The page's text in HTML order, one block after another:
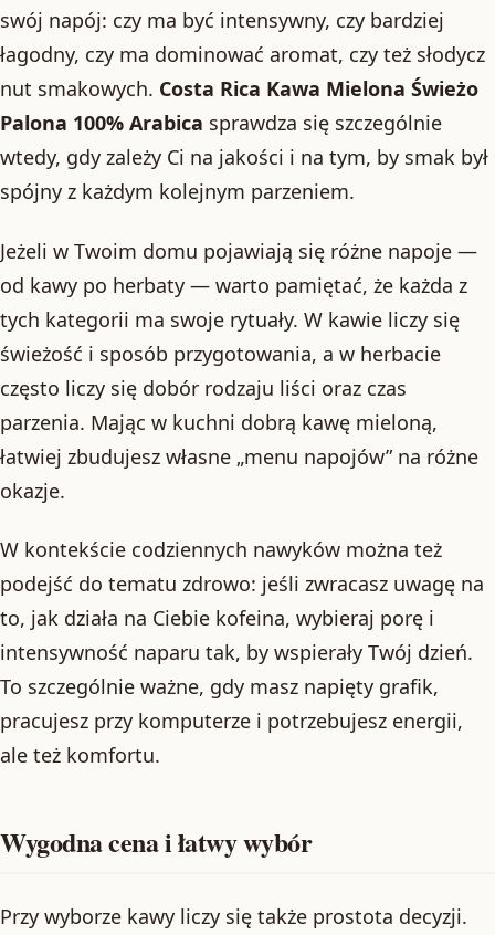
swój napój: czy ma być intensywny, czy bardziej
łagodny, czy ma dominować aromat, czy też słodycz
nut smakowych. Costa Rica Kawa Mielona Świeżo
Palona 100% Arabica sprawdza się szczególnie
wtedy, gdy zależy Ci na jakości i na tym, by smak był
spójny z każdym kolejnym parzeniem.
Jeżeli w Twoim domu pojawiają się różne napoje —
od kawy po herbaty — warto pamiętać, że każda z
tych kategorii ma swoje rytuały. W kawie liczy się
świeżość i sposób przygotowania, a w herbacie
często liczy się dobór rodzaju liści oraz czas
parzenia. Mając w kuchni dobrą kawę mieloną,
łatwiej zbudujesz własne „menu napojów” na różne
okazje.
W kontekście codziennych nawyków można też
podejść do tematu zdrowo: jeśli zwracasz uwagę na
to, jak działa na Ciebie kofeina, wybieraj porę i
intensywność naparu tak, by wspierały Twój dzień.
To szczególnie ważne, gdy masz napięty grafik,
pracujesz przy komputerze i potrzebujesz energii,
ale też komfortu.
Wygodna cena i łatwy wybór
Przy wyborze kawy liczy się także prostota decyzji.